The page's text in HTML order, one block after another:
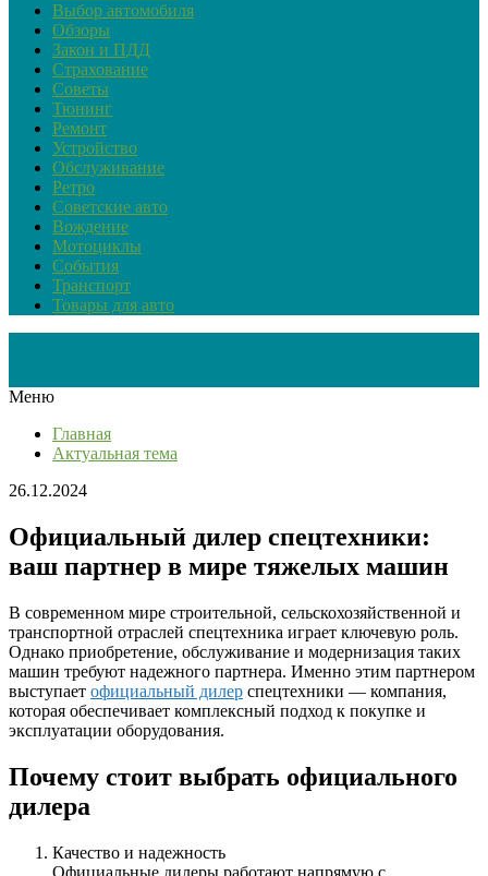
Выбор автомобиля
Обзоры
Закон и ПДД
Страхование
Советы
Тюнинг
Ремонт
Устройство
Обслуживание
Ретро
Советские авто
Вождение
Мотоциклы
События
Транспорт
Товары для авто
Меню
Главная
Актуальная тема
26.12.2024
Официальный дилер спецтехники:
ваш партнер в мире тяжелых машин
В современном мире строительной, сельскохозяйственной и
транспортной отраслей спецтехника играет ключевую роль.
Однако приобретение, обслуживание и модернизация таких
машин требуют надежного партнера. Именно этим партнером
выступает официальный дилер спецтехники — компания,
которая обеспечивает комплексный подход к покупке и
эксплуатации оборудования.
Почему стоит выбрать официального
дилера
Качество и надежность
Официальные дилеры работают напрямую с